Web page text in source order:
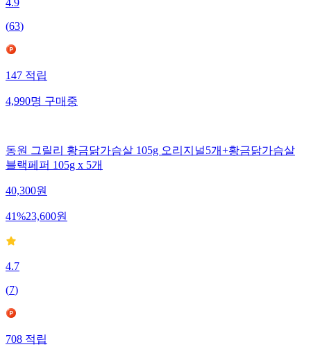
4.9
(63)
147적립
4,990명구매중
동원 그릴리 황금닭가슴살 105g 오리지널5개+황금닭가슴살
블랙페퍼 105g x 5개
40,300원
41%23,600원
4.7
(7)
708적립